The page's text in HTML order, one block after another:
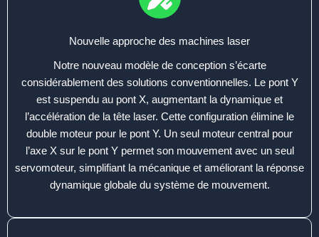
Nouvelle approche des machines laser
Notre nouveau modèle de conception s’écarte
considérablement des solutions conventionnelles. Le pont Y
est suspendu au pont X, augmentant la dynamique et
l’accélération de la tête laser. Cette configuration élimine le
double moteur pour le pont Y. Un seul moteur central pour
l’axe X sur le pont Y permet son mouvement avec un seul
servomoteur, simplifiant la mécanique et améliorant la réponse
dynamique globale du système de mouvement.